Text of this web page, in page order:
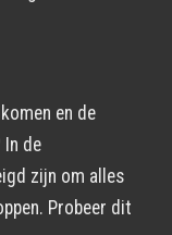
en de
In de
zijn om alles
Probeer dit